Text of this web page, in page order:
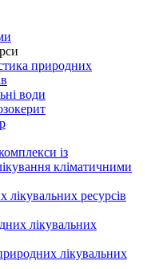
природних
води
із
кліматичними
ресурсів
лікувальних
лікувальних